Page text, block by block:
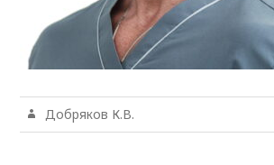
Добряков К.В.